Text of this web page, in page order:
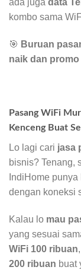
ada juga data
kombo sama
🎯 Buruan
naik dan
Pasang WiFi
Kenceng Buat
Lo lagi cari jasa
bisnis? Tenang,
IndiHome
dengan koneksi
Kalau lo mau
yang sesuai
WiFi 100 ribuan,
200 ribuan buat